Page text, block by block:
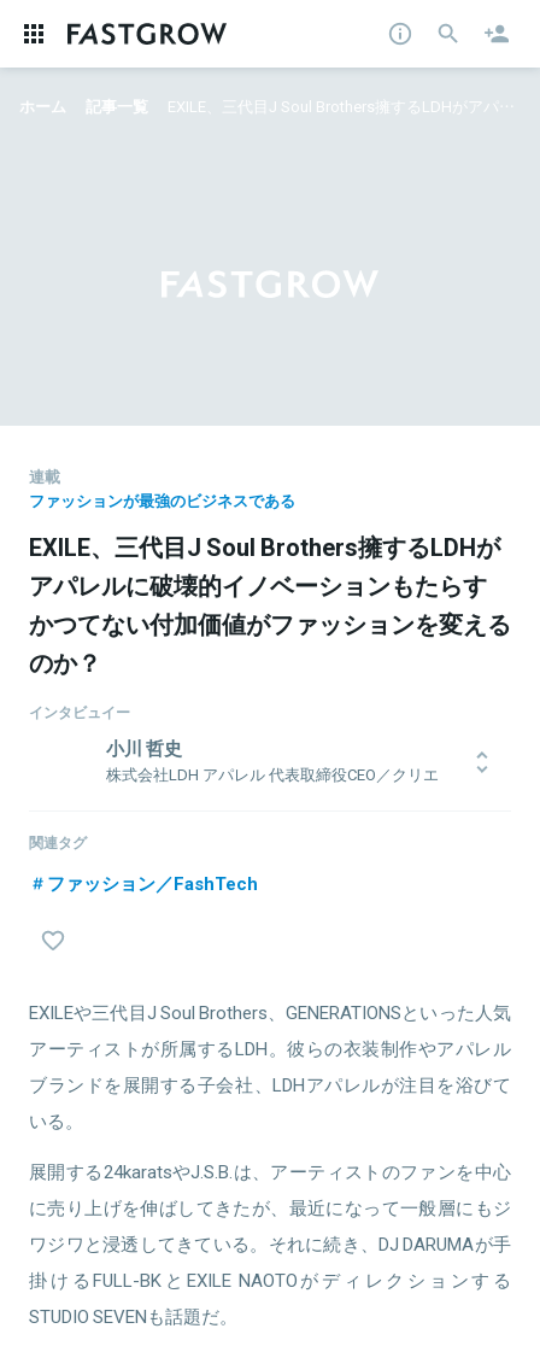
ホーム 記事一覧 EXILE、三代目J Soul Brothers擁するLDHがアパレルに破壊的イノベーションもたらす かつてない付加価値がファッションを変えるのか？
連載
ファッションが最強のビジネスである
EXILE、三代目J Soul Brothers擁するLDHが
アパレルに破壊的イノベーションもたらす
かつてない付加価値がファッションを変える
のか？
インタビュイー
小川 哲史
株式会社LDH アパレル 代表取締役CEO／クリエ
専門学校で建築やグラフィックデザインと映像を学んだ後、某ブラ
ンドのデザイナーとしてキャリアを積む。その後、LDHでファッシ
ョンブランド、24karatsを設立。
し、現在はLDHアパレルの代表取締役社長として所属アーティスト
のクリエイティブ面をサポートしている。
関連情報をみる
関連タグ
ファッション／FashTech
EXILEや三代目J Soul Brothers、GENERATIONSといった人気
アーティストが所属するLDH。彼らの衣装制作やアパレル
ブランドを展開する子会社、LDHアパレルが注目を浴びて
いる。
展開する24karatsやJ.S.B.は、アーティストのファンを中心
に売り上げを伸ばしてきたが、最近になって一般層にもジ
ワジワと浸透してきている。それに続き、DJ DARUMAが手
掛けるFULL-BKとEXILE NAOTOがディレクションする
STUDIO SEVENも話題だ。